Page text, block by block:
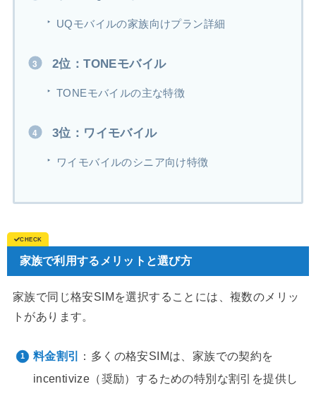
UQモバイルの家族向けプラン詳細
2位：TONEモバイル
TONEモバイルの主な特徴
3位：ワイモバイル
ワイモバイルのシニア向け特徴
家族で利用するメリットと選び方
家族で同じ格安SIMを選択することには、複数のメリッ
トがあります。
料金割引
：多くの格安SIMは、家族での契約を
incentivize（奨励）するための特別な割引を提供し